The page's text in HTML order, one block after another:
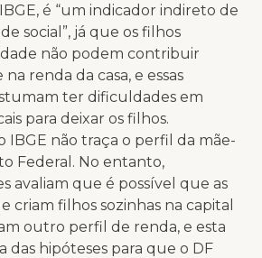
é “um indicador indireto de
social”, já que os filhos
não podem contribuir
renda da casa, e essas
ter dificuldades em
para deixar os filhos.
IBGE não traça o perfil da mãe-
Federal. No entanto,
avaliam que é possível que as
criam filhos sozinhas na capital
outro perfil de renda, e esta
das hipóteses para que o DF